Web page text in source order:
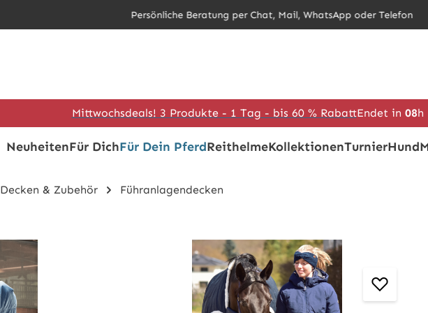
Persönliche Beratung per Chat, Mail, WhatsApp oder Telefon
Mittwochsdeals! 3 Produkte - 1 Tag - bis 60 % RabattEndet in 08h
NeuheitenFür DichFür Dein PferdReithelmeKollektionenTurnierHund
Decken & Zubehör Führanlagendecken